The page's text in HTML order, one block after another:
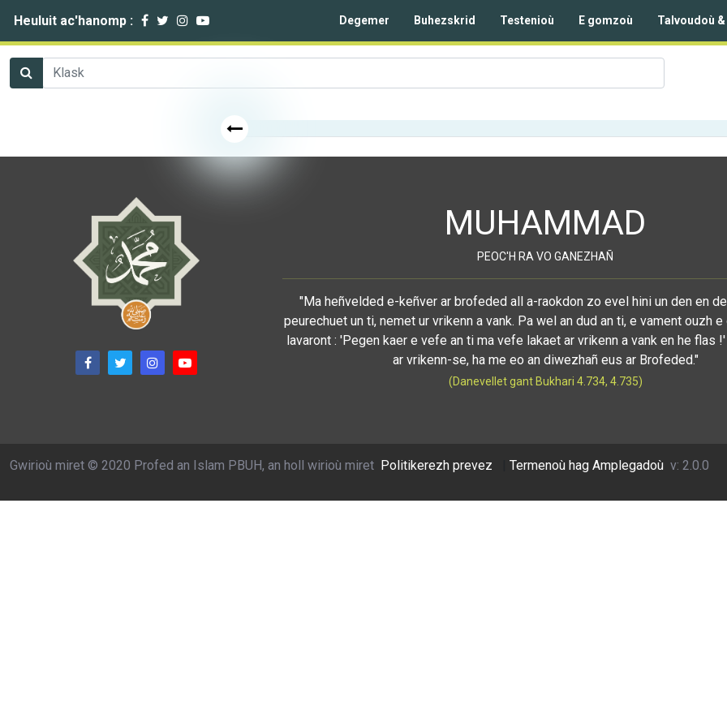
Heuluit ac'hanomp : Degemer Buhezskrid Testenioù E gomzoù Talvoudoù
MUHAMMAD
PEOC'H RA VO GANEZHAÑ
"Ma heñvelded e-keñver ar brofeded all a-raokdon zo evel hini un den en
peurechuet un ti, nemet ur vrikenn a vank. Pa wel an dud an ti, e vament ouzh
lavaront : 'Pegen kaer e vefe an ti ma vefe lakaet ar vrikenn a vank en he flas
ar vrikenn-se, ha me eo an diwezhañ eus ar Brofeded."
(Danevellet gant Bukhari 4.734, 4.735)
Gwirioù miret © 2020 Profed an Islam PBUH, an holl wirioù miret Politikerezh prevez Termenoù hag Amplegadoù v: 2.0.0